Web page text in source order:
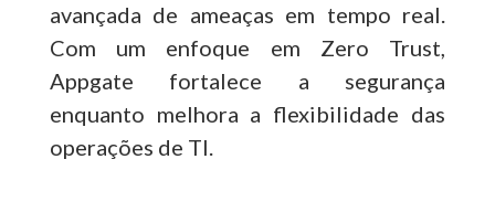
avançada de ameaças em tempo real.
Com um enfoque em Zero Trust,
Appgate fortalece a segurança
enquanto melhora a flexibilidade das
operações de TI.